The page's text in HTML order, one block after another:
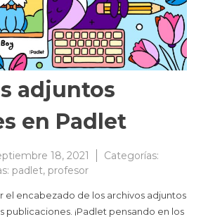
adjuntos
en Padlet
18, 2021
Categorías:
padlet, profesor
el encabezado de los archivos adjuntos
publicaciones. ¡Padlet pensando en los